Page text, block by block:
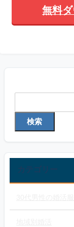
無料
検索
カテゴリー